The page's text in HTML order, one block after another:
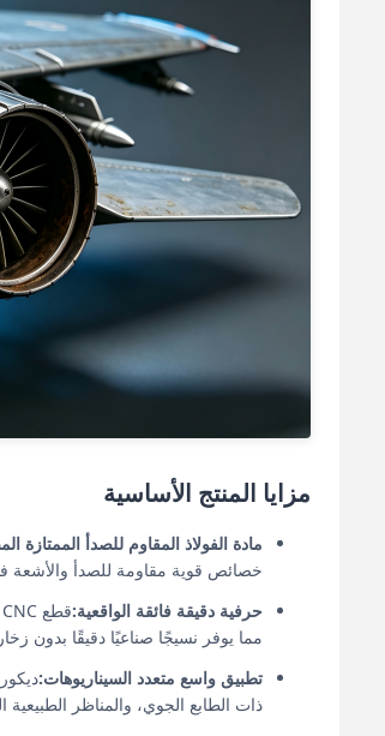
مزايا المنتج الأساسية
مادة الفولاذ المقاوم للصدأ الممتازة
خصائص قوية مقاومة للصدأ والأشعة
حرفية دقيقة فائقة الواقعية:
مما يوفر نسيجًا صناعيًا دقيقًا بدون
تطبيق واسع متعدد السيناريوهات:
ذات الطابع الجوي، والمناظر